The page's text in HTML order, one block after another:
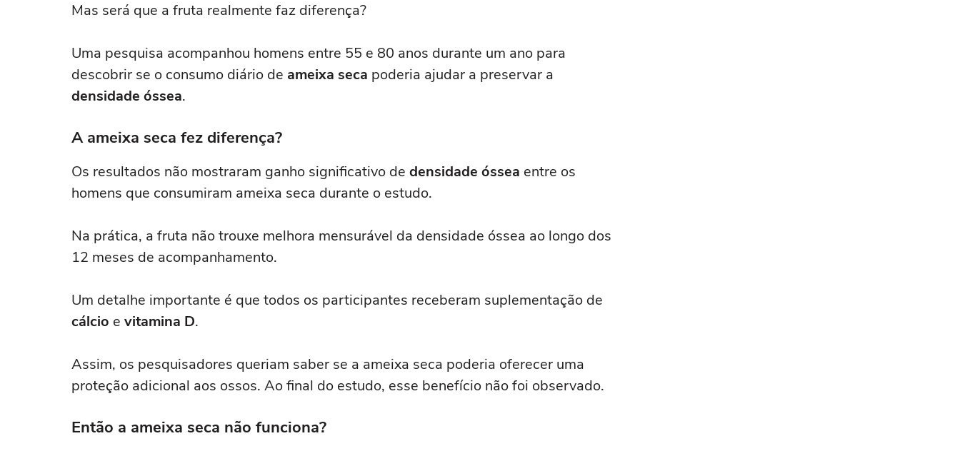
Mas será que a fruta realmente faz diferença?
Uma pesquisa acompanhou homens entre 55 e 80 anos durante um ano para
descobrir se o consumo diário de ameixa seca poderia ajudar a preservar a
densidade óssea.
A ameixa seca fez diferença?
Os resultados não mostraram ganho significativo de densidade óssea entre os
homens que consumiram ameixa seca durante o estudo.
Na prática, a fruta não trouxe melhora mensurável da densidade óssea ao longo dos
12 meses de acompanhamento.
Um detalhe importante é que todos os participantes receberam suplementação de
cálcio e vitamina D.
Assim, os pesquisadores queriam saber se a ameixa seca poderia oferecer uma
proteção adicional aos ossos. Ao final do estudo, esse benefício não foi observado.
Então a ameixa seca não funciona?